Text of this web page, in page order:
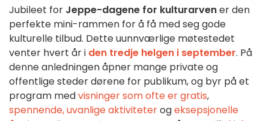
Jubileet for Jeppe-dagene for kulturarvener den
perfekte mini-rammen for å få med seg gode
kulturelle tilbud. Dette uunnværlige møtestedet
venter hvert år i den tredje helgen i september. På
denne anledningen åpner mange private og
offentlige steder dørene for publikum, og byr på et
program medvisninger som ofte er gratis,
spennende, uvanlige aktiviteterogeksepsjonelle